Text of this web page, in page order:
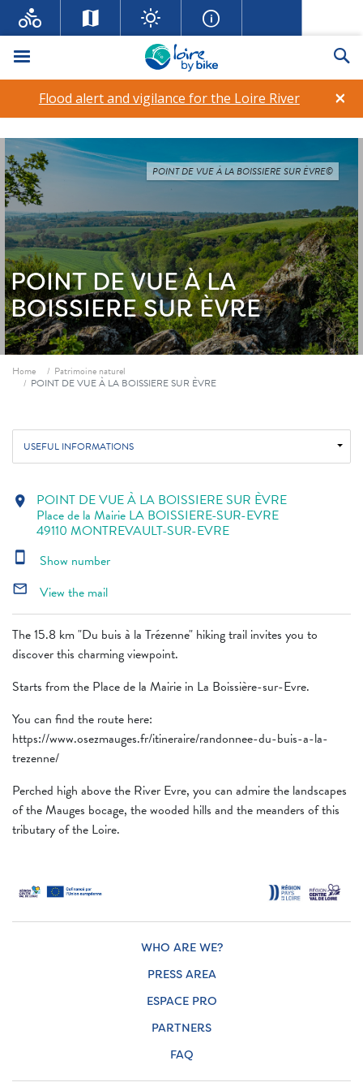
Menu
×
Flood alert and vigilance for the Loire River
POINT DE VUE À LA
BOISSIERE SUR ÈVRE
POINT DE VUE À LA BOISSIERE SUR ÈVRE©
Breadcrumb
Home
Patrimoine naturel
POINT DE VUE À LA BOISSIERE SUR ÈVRE
USEFUL INFORMATIONS
The 15.8 km "Du buis à la Trézenne" hiking trail invites you to
discover this charming viewpoint.
Starts from the Place de la Mairie in La Boissière-sur-Evre.
You can find the route here:
https://www.osezmauges.fr/itineraire/randonnee-du-buis-a-la-
trezenne/
Perched high above the River Evre, you can admire the landscapes
of the Mauges bocage, the wooded hills and the meanders of this
tributary of the Loire.
location_on POINT DE VUE À LA BOISSIERE SUR ÈVRE
Place de la Mairie LA BOISSIERE-SUR-EVRE
49110 MONTREVAULT-SUR-EVRE
smartphone Show number
mail_outline View the mail
WHO ARE WE?
PRESS AREA
ESPACE PRO
PARTNERS
FAQ